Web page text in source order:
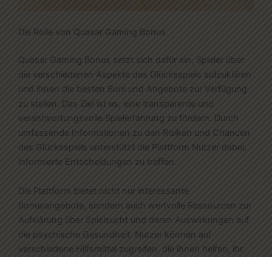
Die Rolle von Quasar Gaming Bonus
Quasar Gaming Bonus setzt sich dafür ein, Spieler über
die verschiedenen Aspekte des Glücksspiels aufzuklären
und ihnen die besten Boni und Angebote zur Verfügung
zu stellen. Das Ziel ist es, eine transparente und
verantwortungsvolle Spielerfahrung zu fördern. Durch
umfassende Informationen zu den Risiken und Chancen
des Glücksspiels unterstützt die Plattform Nutzer dabei,
informierte Entscheidungen zu treffen.
Die Plattform bietet nicht nur interessante
Bonusangebote, sondern auch wertvolle Ressourcen zur
Aufklärung über Spielsucht und deren Auswirkungen auf
die psychische Gesundheit. Nutzer können auf
verschiedene Hilfsmittel zugreifen, die ihnen helfen, ihr